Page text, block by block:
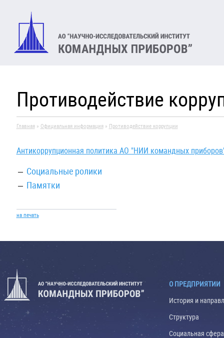
Противодействие
Главная» Официальная информация» Противодействие коррупции
Антикоррупционная политика АО "НИИ командных
Социальные ролики
Памятки
на печать
О ПРЕДПРИЯТИИ
История и
Структура
Социальная сфера